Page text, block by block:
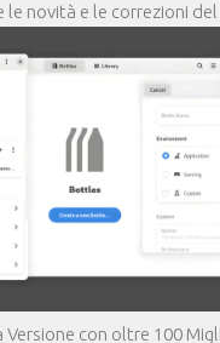
le novità e le correzioni
Versione con oltre 100